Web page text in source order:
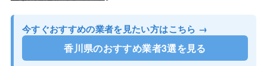
今すぐおすすめの業者を見たい方はこちら →
香川県のおすすめ業者3選を見る